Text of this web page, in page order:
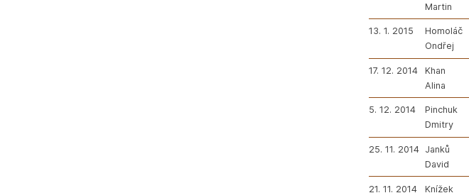
Martin
13. 1. 2015
Homoláč
Ondřej
17. 12. 2014
Khan
Alina
5. 12. 2014
Pinchuk
Dmitry
25. 11. 2014 Janků
David
21. 11. 2014
Knížek